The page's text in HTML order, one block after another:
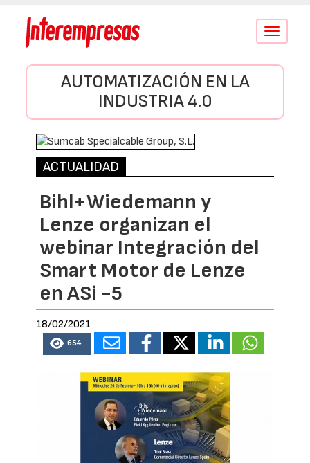
Conmutar
AUTOMATIZACIÓN EN LA
INDUSTRIA 4.0
ACTUALIDAD
Bihl+Wiedemann y
Lenze organizan el
webinar Integración del
Smart Motor de Lenze
en ASi -5
18/02/2021
654